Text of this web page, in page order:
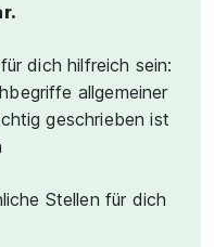
dich hilfreich sein:
allgemeiner
geschrieben ist
Stellen für dich